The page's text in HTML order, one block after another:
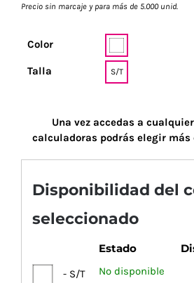
Precio sin marcaje y para más de 5.000 unid.
Color
Talla S/T
Una vez accedas a
calculadoras podrás elegir
Disponibilidad del
seleccionado
Estado
- S/T No disponible